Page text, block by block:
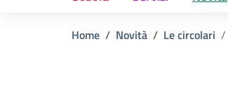
Home Novità Le circolari